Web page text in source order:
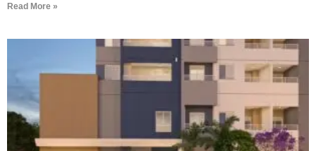
Read More »